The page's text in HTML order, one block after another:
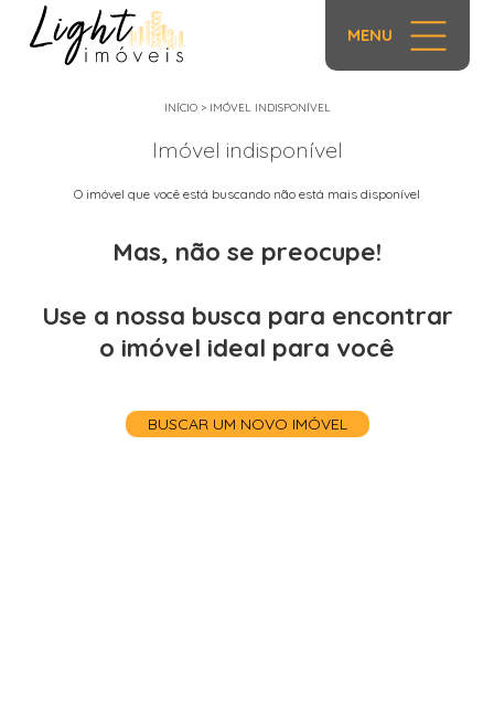
MENU
INÍCIO> IMÓVEL INDISPONÍVEL
Imóvel indisponível
O imóvel que você está buscando não está mais disponível
Mas, não se preocupe!
Use a nossa busca para encontrar
o imóvel ideal para você
BUSCAR UM NOVO IMÓVEL